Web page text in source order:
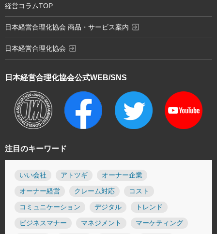
注目のキーワード
いい会社 アトツギ オーナー企業
オーナー経営 クレーム対応 コスト
コミュニケーション デジタル トレンド
ビジネスマナー マネジメント マーケティング
日本経営合理化協会公式WEB/SNS
経営コラムTOP
日本経営合理化協会 商品・サービス案内 exit_to_app
日本経営合理化協会 exit_to_app